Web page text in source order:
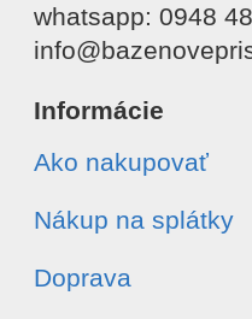
whatsapp: 0948
Informácie
Ako nakupovať
Nákup na splátky
Doprava